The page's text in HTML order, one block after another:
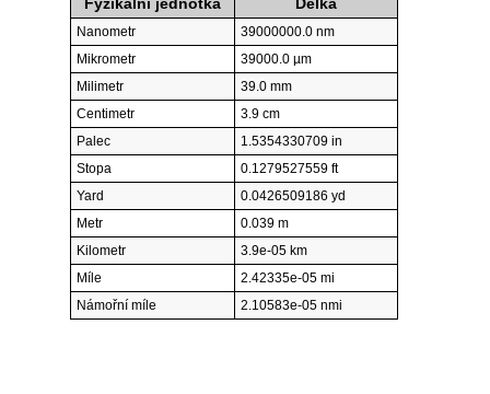
Fyzikální jednotka Délka
Nanometr
39000000.0 nm
Mikrometr
39000.0 µm
Milimetr
39.0 mm
Centimetr
3.9 cm
Palec
1.5354330709 in
Stopa
0.1279527559 ft
Yard
0.0426509186 yd
Metr
0.039 m
Kilometr
3.9e-05 km
Míle
2.42335e-05 mi
Námořní míle
2.10583e-05 nmi